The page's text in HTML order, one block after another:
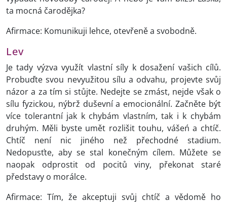
ta mocná čarodějka?
Afirmace: Komunikuji lehce, otevřeně a svobodně.
Lev
Je tady výzva využít vlastní síly k dosažení vašich cílů.
Probuďte svou nevyužitou sílu a odvahu, projevte svůj
názor a za tím si stůjte. Nedejte se zmást, nejde však o
sílu fyzickou, nýbrž duševní a emocionální. Začněte být
více tolerantní jak k chybám vlastním, tak i k chybám
druhým. Měli byste umět rozlišit touhu, vášeń a chtíč.
Chtíč není nic jiného než přechodné stadium.
Nedopusťte, aby se stal konečným cílem. Můžete se
naopak odprostit od pocitů viny, překonat staré
představy o morálce.
Afirmace: Tím, že akceptuji svůj chtíč a vědomě ho